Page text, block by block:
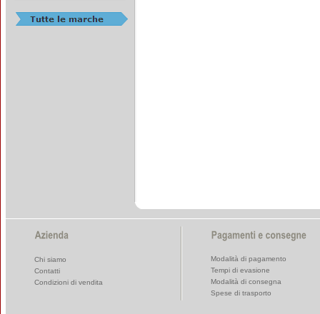
Chi siamo
Contatti
Condizioni di vendita
Modalità di pagamento
Tempi di evasione
Modalità di consegna
Spese di trasporto